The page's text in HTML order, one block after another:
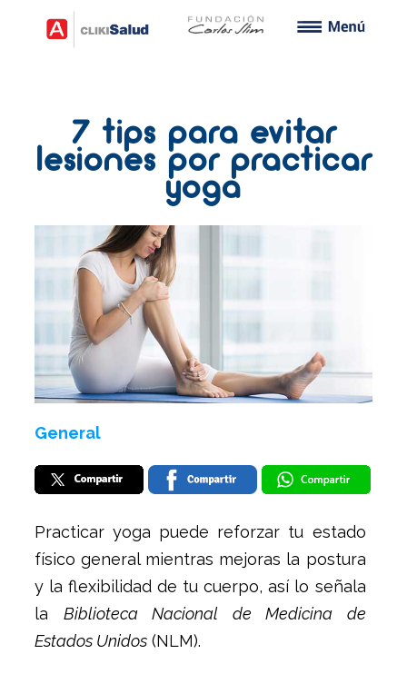
7 tips para evitar
lesiones por practicar
yoga
General
Practicar yoga puede reforzar tu estado
físico general mientras mejoras la postura
y la flexibilidad de tu cuerpo, así lo señala
la Biblioteca Nacional de Medicina de
Estados Unidos (NLM).